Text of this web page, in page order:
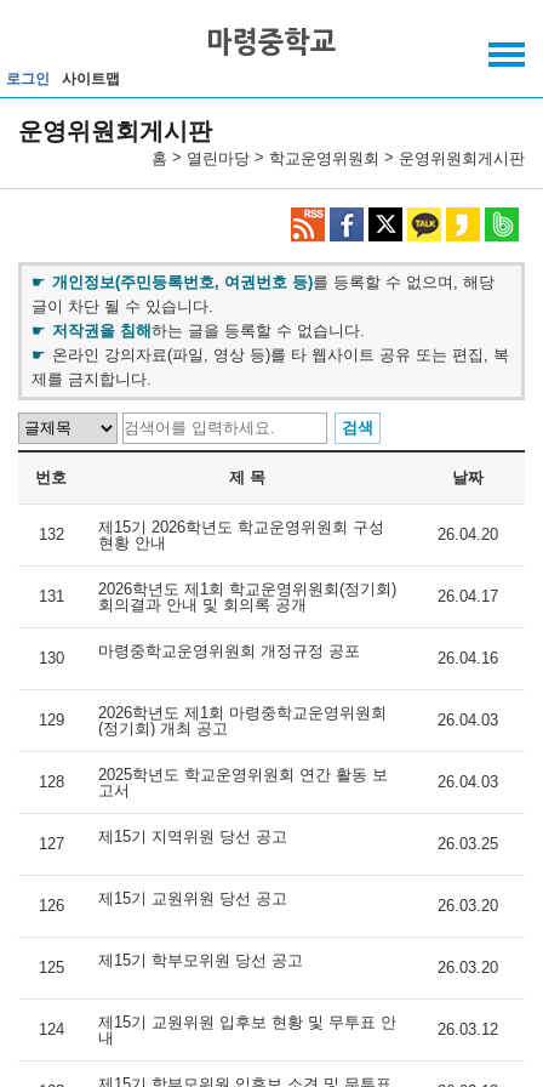
로그인 사이트맵
운영위원회게시판
홈 > 열린마당 > 학교운영위원회 > 운영위원회게시판
개인정보(주민등록번호, 여권번호 등)를 등록할 수 없으며, 해당
글이 차단 될 수 있습니다.
저작권을 침해하는 글을 등록할 수 없습니다.
온라인 강의자료(파일, 영상 등)를 타 웹사이트 공유 또는 편집, 복
제를 금지합니다.
번호 제 목 날짜
132
제15기 2026학년도 학교운영위원회 구성
현황 안내
26.04.20
131
2026학년도 제1회 학교운영위원회(정기회)
회의결과 안내 및 회의록 공개
26.04.17
130 마령중학교운영위원회 개정규정 공포 26.04.16
129
2026학년도 제1회 마령중학교운영위원회
(정기회) 개최 공고
26.04.03
128
2025학년도 학교운영위원회 연간 활동 보
고서
26.04.03
127 제15기 지역위원 당선 공고 26.03.25
126 제15기 교원위원 당선 공고 26.03.20
125 제15기 학부모위원 당선 공고 26.03.20
124
제15기 교원위원 입후보 현황 및 무투표 안
내
26.03.12